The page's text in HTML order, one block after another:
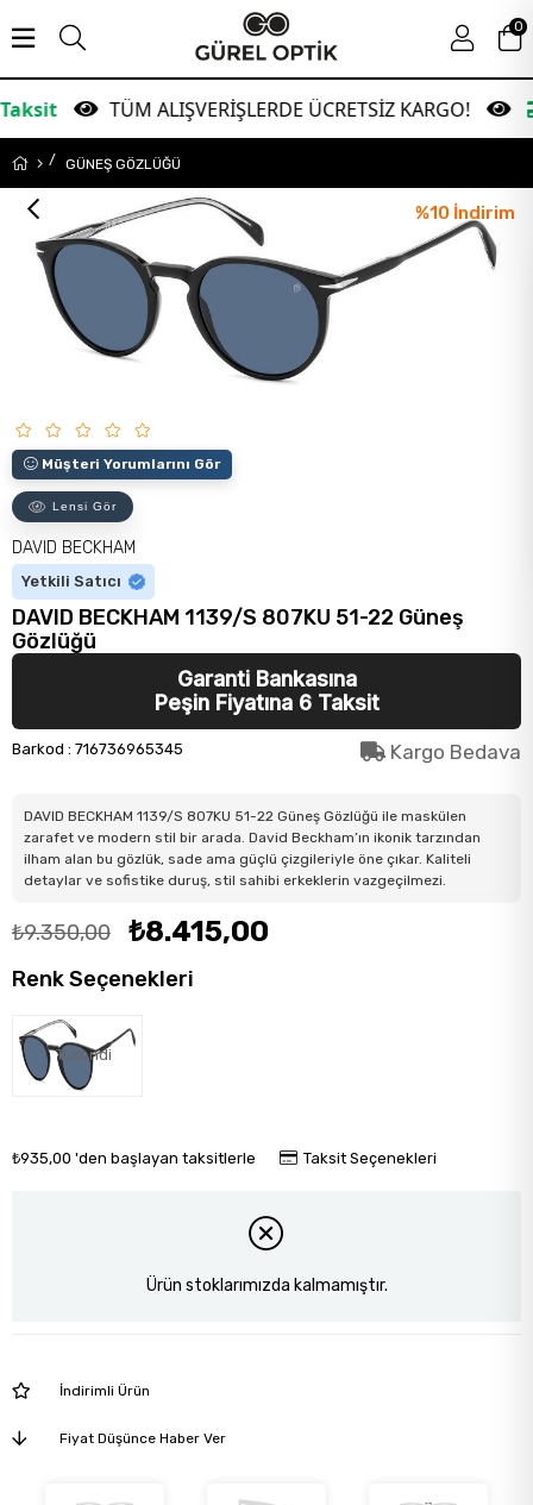
TÜM ALIŞVERİŞLERDE ÜCRETSİZ KARGO!
0
GÜNEŞ GÖZLÜĞÜ
%10 İndirim
Müşteri Yorumlarını Gör
Lensi Gör
DAVID BECKHAM
Yetkili Satıcı
DAVID BECKHAM 1139/S 807KU 51-22 Güneş
Gözlüğü
Garanti Bankasına
Peşin Fiyatına 6 Taksit
Barkod : 716736965345 Kargo Bedava
DAVID BECKHAM 1139/S 807KU 51-22 Güneş Gözlüğü ile maskülen
zarafet ve modern stil bir arada. David Beckham’ın ikonik tarzından
ilham alan bu gözlük, sade ama güçlü çizgileriyle öne çıkar. Kaliteli
detaylar ve sofistike duruş, stil sahibi erkeklerin vazgeçilmezi.
₺9.350,00 ₺8.415,00
Renk Seçenekleri
Tükendi
₺935,00 'den başlayan taksitlerle Taksit Seçenekleri
Ürün stoklarımızda kalmamıştır.
İndirimli Ürün
Fiyat Düşünce Haber Ver